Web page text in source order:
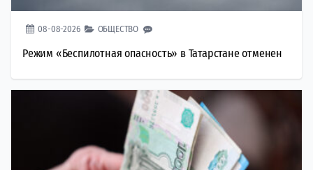
08-08-2026 ОБЩЕСТВО
Режим «Беспилотная опасность» в Татарстане отменен